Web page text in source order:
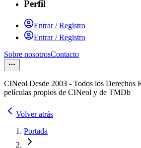
Perfil
Entrar / Registro
Entrar / Registro
Sobre nosotrosContacto
CINeol Desde 2003 - Todos los Derechos
películas propios de CINeol y de TMDb
Volver atrás
Portada